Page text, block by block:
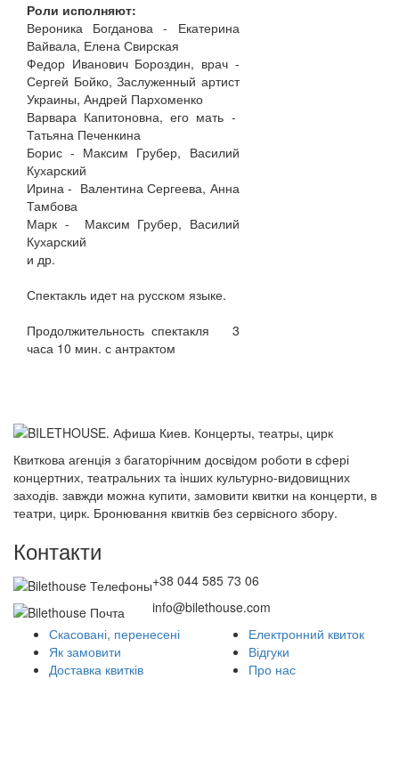
Роли исполняют:
Вероника Богданова - Екатерина
Вайвала, Елена Свирская
Федор Иванович Бороздин, врач -
Сергей Бойко, Заслуженный артист
Украины, Андрей Пархоменко
Варвара Капитоновна, его мать -
Татьяна Печенкина
Борис - Максим Грубер, Василий
Кухарский
Ирина - Валентина Сергеева, Анна
Тамбова
Марк - Максим Грубер, Василий
Кухарский
и др.
Спектакль идет на русском языке.
Продолжительность спектакля 3
часа 10 мин. с антрактом
Квиткова агенція з багаторічним досвідом роботи в сфері
концертних, театральних та інших культурно-видовищних
заходів. завжди можна купити, замовити квитки на концерти, в
театри, цирк. Бронювання квитків без сервісного збору.
Контакти
+38 044 585 73 06
info@bilethouse.com
Скасовані, перенесені
Як замовити
Доставка квитків
Електронний квиток
Відгуки
Про нас